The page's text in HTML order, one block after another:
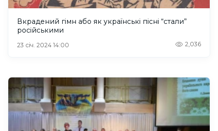
Вкрадений гімн або як українські пісні “стали”
російськими
23 січ. 2024 14:00 2,036